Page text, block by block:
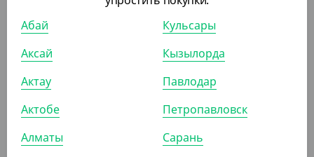
495
(9.90
1205815, 1205813, 1205814)
УП (50)
Абай
Аксай
Актау
Актобе
Алматы
Кульсары
Кызылорда
Павлодар
Петропавловск
Сарань